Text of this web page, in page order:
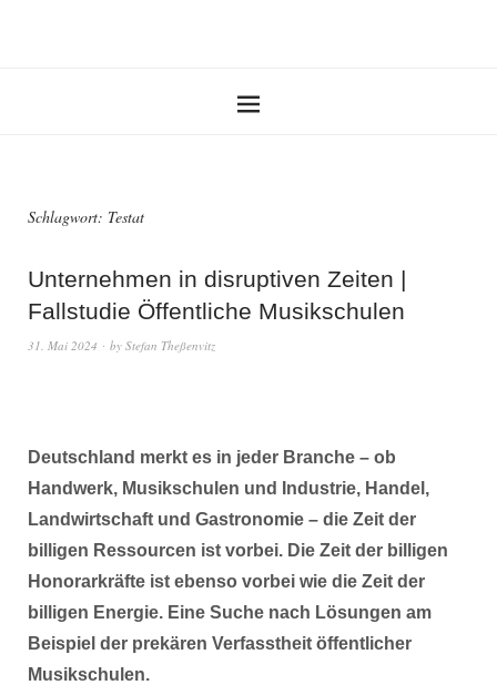
Schlagwort: Testat
Unternehmen in disruptiven Zeiten |
Fallstudie Öffentliche Musikschulen
31. Mai 2024 by Stefan Theßenvitz
Deutschland merkt es in jeder Branche – ob
Handwerk, Musikschulen und Industrie, Handel,
Landwirtschaft und Gastronomie – die Zeit der
billigen Ressourcen ist vorbei. Die Zeit der billigen
Honorarkräfte ist ebenso vorbei wie die Zeit der
billigen Energie. Eine Suche nach Lösungen am
Beispiel der prekären Verfasstheit öffentlicher
Musikschulen.